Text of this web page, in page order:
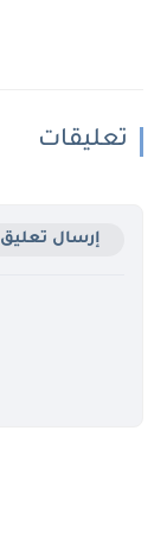
تعليقات
إرسال تعليق